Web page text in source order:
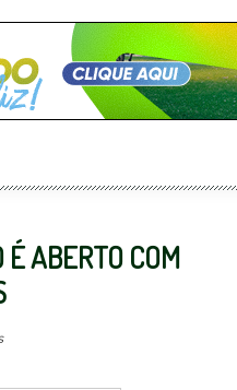
ABERTO COM